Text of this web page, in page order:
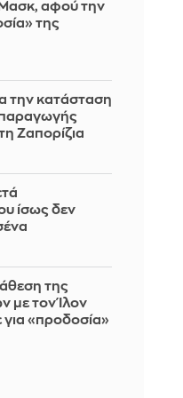
αφού την
της
την κατάσταση
Ζαπορίζια
ίσως δεν
της
με τον Ίλον
«προδοσία»